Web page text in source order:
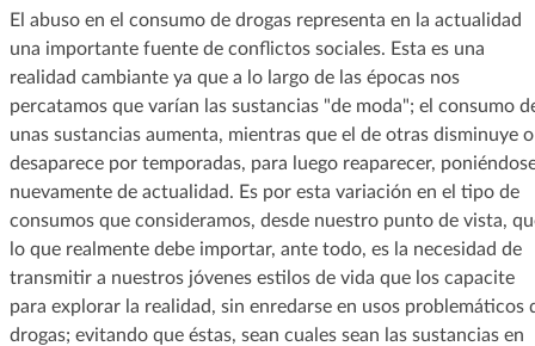
El abuso en el consumo de drogas representa en la actualidad
una importante fuente de conflictos sociales. Esta es una
realidad cambiante ya que a lo largo de las épocas nos
percatamos que varían las sustancias "de moda"; el consumo
unas sustancias aumenta, mientras que el de otras disminuye o
desaparece por temporadas, para luego reaparecer,
nuevamente de actualidad. Es por esta variación en el tipo de
consumos que consideramos, desde nuestro punto de vista,
lo que realmente debe importar, ante todo, es la necesidad de
transmitir a nuestros jóvenes estilos de vida que los capacite
para explorar la realidad, sin enredarse en usos problemáticos
drogas; evitando que éstas, sean cuales sean las sustancias en